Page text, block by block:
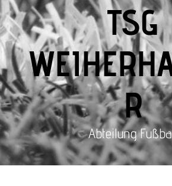
TSG
R
Abteilung